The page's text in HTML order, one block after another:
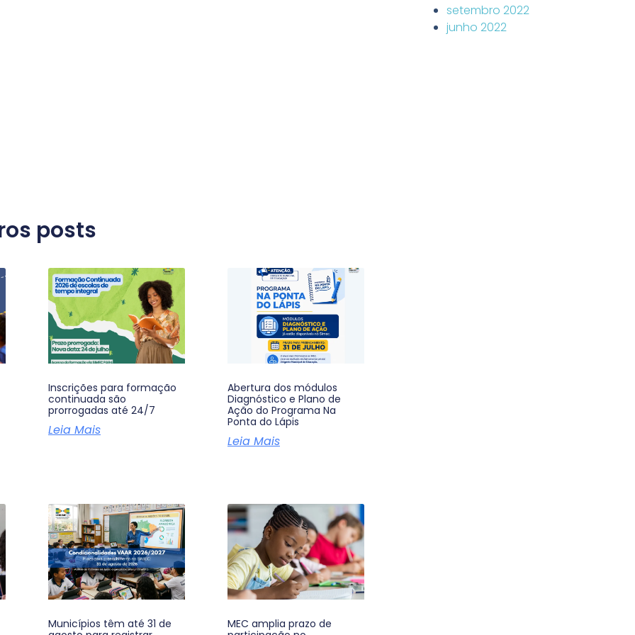
setembro 2022
junho 2022
posts
Inscrições para formação
continuada são
prorrogadas até 24/7
Leia Mais
Abertura dos módulos
Diagnóstico e Plano de
Ação do Programa Na
Ponta do Lápis
Leia Mais
Municípios têm até 31 de
MEC amplia prazo de